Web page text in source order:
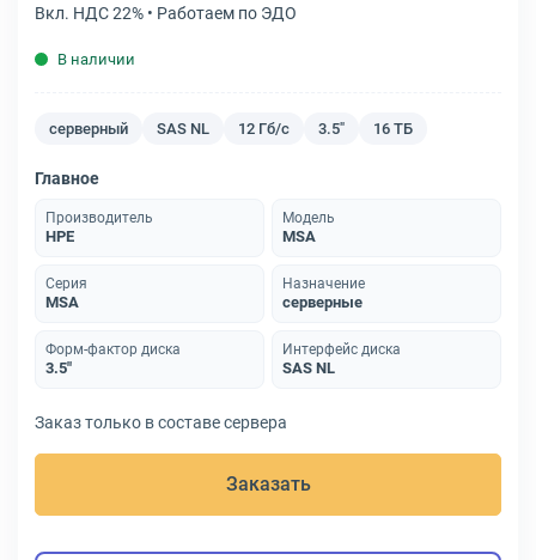
Вкл. НДС 22% • Работаем по ЭДО
В наличии
серверный SAS NL 12 Гб/с 3.5" 16 ТБ
Главное
Производитель
HPE
Модель
MSA
Серия
MSA
Назначение
серверные
Форм-фактор диска
3.5"
Интерфейс диска
SAS NL
Заказ только в составе сервера
Заказать